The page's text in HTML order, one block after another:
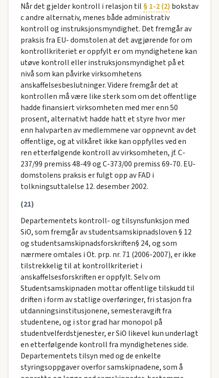
Når det gjelder kontroll i relasjon til § 1-2 (2) bokstav
c andre alternativ, menes både administrativ
kontroll og instruksjonsmyndighet. Det fremgår av
praksis fra EU- domstolen at det avgjørende for om
kontrollkriteriet er oppfylt er om myndighetene kan
utøve kontroll eller instruksjonsmyndighet på et
nivå som kan påvirke virksomhetens
anskaffelsesbeslutninger. Videre fremgår det at
kontrollen må være like sterk som om det offentlige
hadde finansiert virksomheten med mer enn 50
prosent, alternativt hadde hatt et styre hvor mer
enn halvparten av medlemmene var oppnevnt av det
offentlige, og at vilkåret ikke kan oppfylles ved en
ren etterfølgende kontroll av virksomheten, jf. C-
237/99 premiss 48-49 og C-373/00 premiss 69-70. EU-
domstolens praksis er fulgt opp av FAD i
tolkningsuttalelse 12. desember 2002.
(21)
Departementets kontroll- og tilsynsfunksjon med
SiO, som fremgår av studentsamskipnadsloven § 12
og studentsamskipnadsforskriften§ 24, og som
nærmere omtales i Ot. prp. nr. 71 (2006-2007), er ikke
tilstrekkelig til at kontrollkriteriet i
anskaffelsesforskriften er oppfylt. Selv om
Studentsamskipnaden mottar offentlige tilskudd til
driften i form av statlige overføringer, fri stasjon fra
utdanningsinstitusjonene, semesteravgift fra
studentene, og i stor grad har monopol på
studentvelferdstjenester, er SiO likevel kun underlagt
en etterfølgende kontroll fra myndighetenes side.
Departementets tilsyn med og de enkelte
styringsoppgaver overfor samskipnadene, som å